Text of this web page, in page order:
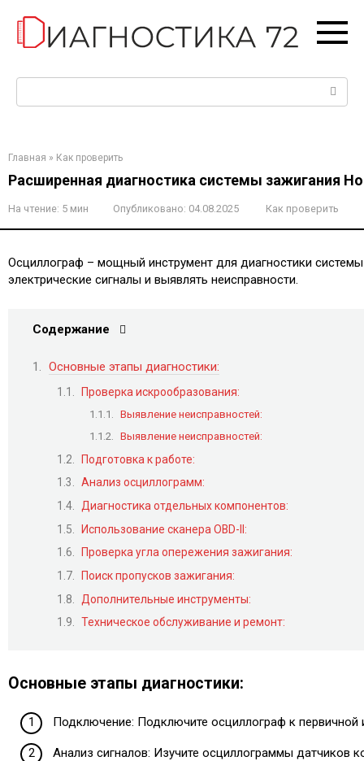
контенту
Главная » Как проверить
Расширенная диагностика системы зажигания
На чтение: 5 мин Опубликовано: 04.08.2025 Как проверить
Осциллограф – мощный инструмент для диагностики
электрические сигналы и выявлять неисправности.
Содержание
Основные этапы диагностики:
Проверка искрообразования:
Выявление неисправностей:
Выявление неисправностей:
Подготовка к работе:
Анализ осциллограмм:
Диагностика отдельных компонентов:
Использование сканера OBD-II:
Проверка угла опережения зажигания:
Поиск пропусков зажигания:
Дополнительные инструменты:
Техническое обслуживание и ремонт:
Основные этапы диагностики:
Подключение: Подключите осциллограф к первичной
Анализ сигналов: Изучите осциллограммы датчиков